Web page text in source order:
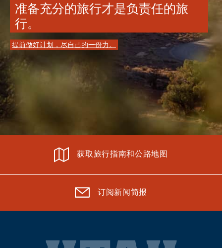
准备充分的旅行才是负责任的旅
行。
提前做好计划，尽自己的一份力。
获取旅行指南和公路地图
订阅新闻简报